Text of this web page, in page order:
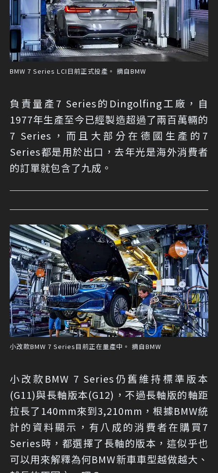
BMW 7 Series LCI日前正式投產。 摘自BMW
負責量產7 Series的Dingolfing工廠，自
1977年生產至今已經製造超過了兩百萬輛的
7 Series，而且大部分在德國生產的7
Series都是用於出口，去年光是海外消費者
的訂單就包含了九成。
小改款BMW 7 Series目前正在量產中。 摘自BMW
小改款BMW 7 Series仍舊維持標準版本
(G11)與長軸版本(G12)，不過長軸版的軸距
拉長了140mm來到3,210mm，根據BMW統
計的資料顯示，有八成的消費者在購買7
Series時，都選擇了長軸的版本，這似乎也
可以用來解釋為何BMW新車車型越做越大、